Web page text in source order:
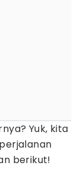
Yuk, kita
berikut!